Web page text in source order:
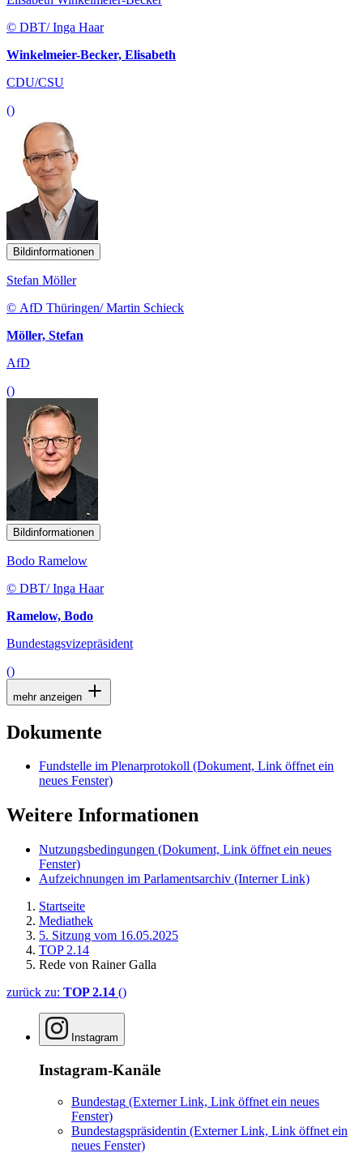
© DBT/ Inga Haar
Winkelmeier-Becker, Elisabeth
CDU/CSU
()
Bildinformationen
Stefan Möller
© AfD Thüringen/ Martin Schieck
Möller, Stefan
AfD
()
Bildinformationen
Bodo Ramelow
© DBT/ Inga Haar
Ramelow, Bodo
Bundestagsvizepräsident
()
mehr anzeigen
Dokumente
Fundstelle im Plenarprotokoll (Dokument, Link öffnet ein
neues Fenster)
Weitere Informationen
Nutzungsbedingungen (Dokument, Link öffnet ein neues
Fenster)
Aufzeichnungen im Parlamentsarchiv (Interner Link)
Startseite
Mediathek
5. Sitzung vom 16.05.2025
TOP 2.14
Rede von Rainer Galla
zurück zu: TOP 2.14 ()
Instagram
Instagram-Kanäle
Bundestag (Externer Link, Link öffnet ein neues
Fenster)
Bundestagspräsidentin (Externer Link, Link öffnet ein
neues Fenster)